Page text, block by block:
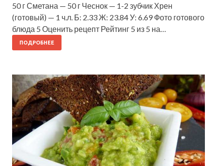
50 г Сметана — 50 г Чеснок — 1-2 зубчик Хрен
(готовый) — 1 ч.л. Б: 2.33 Ж: 23.84 У: 6.69 Фото готового
блюда 5 Оценить рецепт Рейтинг 5 из 5 на…
ПОДРОБНЕЕ